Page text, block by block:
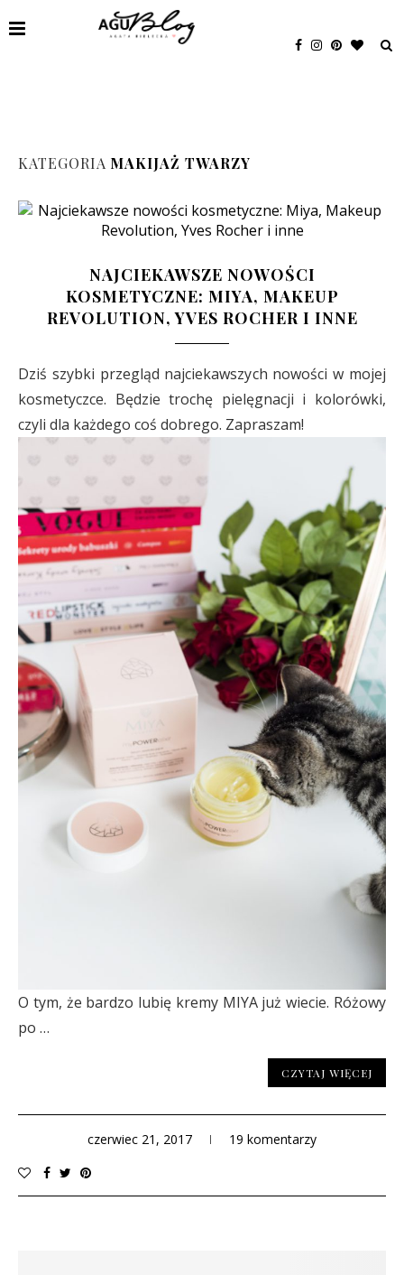
KATEGORIA MAKIJAŻ TWARZY
NAJCIEKAWSZE NOWOŚCI
KOSMETYCZNE: MIYA, MAKEUP
REVOLUTION, YVES ROCHER I INNE
Dziś szybki przegląd najciekawszych nowości w mojej
kosmetyczce. Będzie trochę pielęgnacji i kolorówki,
czyli dla każdego coś dobrego. Zapraszam!
O tym, że bardzo lubię kremy MIYA już wiecie. Różowy
po …
CZYTAJ WIĘCEJ
czerwiec 21, 2017 19 komentarzy